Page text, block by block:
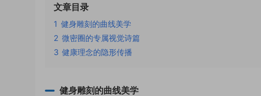
文章目录
1 健身雕刻的曲线美学
2 微密圈的专属视觉诗篇
3 健康理念的隐形传播
健身雕刻的曲线美学